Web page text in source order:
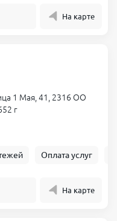
На карте
1 Мая, 41, 2316 ОО
г
Оплата услуг
На карте